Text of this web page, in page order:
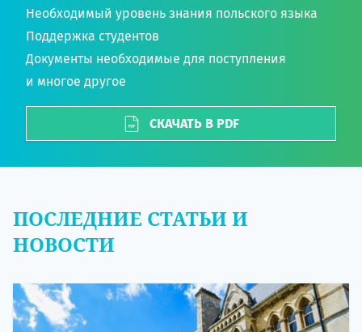
Необходимый уровень знания польского языка
Поддержка студентов
Документы необходимые для поступления
и многое другое
СКАЧАТЬ В PDF
ПОСЛЕДНИЕ СТАТЬИ И
НОВОСТИ